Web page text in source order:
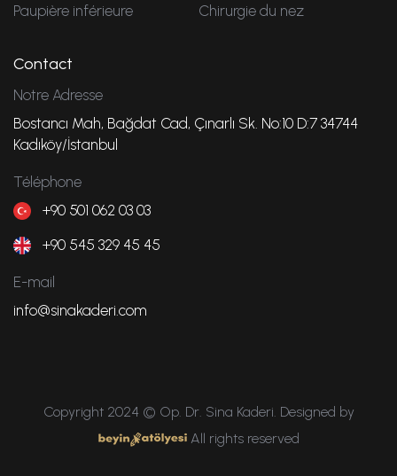
Paupière inférieure
Chirurgie du nez
Contact
Notre Adresse
Bostancı Mah, Bağdat Cad, Çınarlı Sk. No:10 D:7 34744
Kadıköy/İstanbul
Téléphone
+90 501 062 03 03
+90 545 329 45 45
E-mail
info@sinakaderi.com
Copyright 2024 © Op. Dr. Sina Kaderi. Designed by
All rights reserved